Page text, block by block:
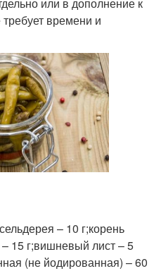
или в дополнение к
времени и
– 10 г;корень
15 г;вишневый лист – 5
(не йодированная) – 60